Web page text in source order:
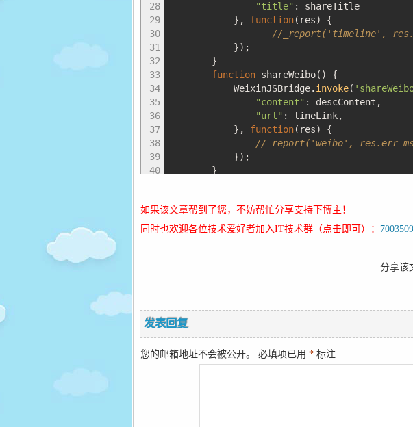
28
29
30
31
32
33
34
35
36
37
38
39
40
43
44
51
53
54
"title" :
shareTitle
} , function( res)
{
//_report('timeline',
}) ;
}
function shareWeibo( )
{
WeixinJSBridge. invoke(
"content" : descContent ,
"url" : lineLink,
} , function( res)
{
//_report('weibo',
}) ;
}
// 发送给好友
WeixinJSBridge.
on(
shareWeibo ( );
});
如果该文章帮到了您，不妨帮忙分享支持下博主！
同时也欢迎各位技术爱好者加入IT技术群（点击即可）：
分享该
发表回复
您的邮箱地址不会被公开。 必填项已用 * 标注